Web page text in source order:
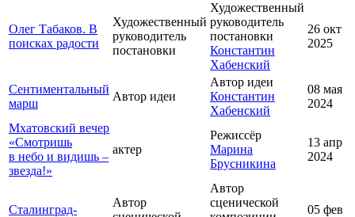
Олег Табаков. В
поисках радости
Художественный
руководитель
постановки
Художественный
руководитель
постановки
Константин
Хабенский
26 окт
2025
Сентиментальный
марш
Автор идеи
Автор идеи
Константин
Хабенский
08 мая
2024
Мхатовский вечер
«Смотришь
в небо и видишь –
звезда!»
актер
Режиссёр
Марина
Брусникина
13 апр
2024
Сталинград-
Автор
Автор
сценической
05 фев